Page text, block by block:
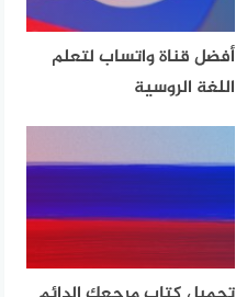
أفضل قناة واتساب لتعلم
اللغة الروسية